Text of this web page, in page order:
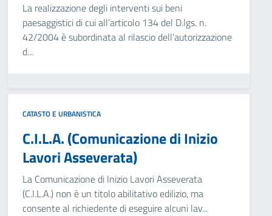
La realizzazione degli interventi sui beni
paesaggistici di cui all’articolo 134 del D.lgs. n.
42/2004 è subordinata al rilascio dell’autorizzazione
d...
CATASTO E URBANISTICA
C.I.L.A. (Comunicazione di Inizio
Lavori Asseverata)
La Comunicazione di Inizio Lavori Asseverata
(C.I.L.A.) non è un titolo abilitativo edilizio, ma
consente al richiedente di eseguire alcuni lav...